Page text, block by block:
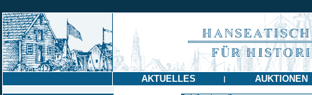
AKTUELLES | AUKTIONEN